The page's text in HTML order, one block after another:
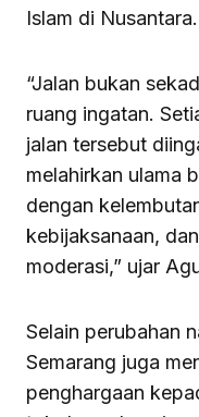
Islam di Nusantara.
“Jalan bukan
ruang ingatan.
jalan tersebut
melahirkan ulama
dengan
kebijaksanaan,
moderasi,” ujar
Selain perubahan
Semarang juga
penghargaan